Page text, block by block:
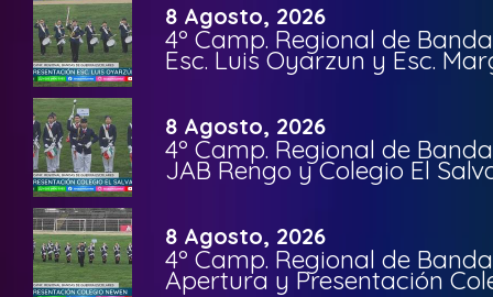
8 Agosto, 2026
4º Camp. Regional de
Esc. Luis Oyarzun y Esc.
8 Agosto, 2026
4º Camp. Regional de
JAB Rengo y Colegio El
8 Agosto, 2026
4º Camp. Regional de
Apertura y Presentación